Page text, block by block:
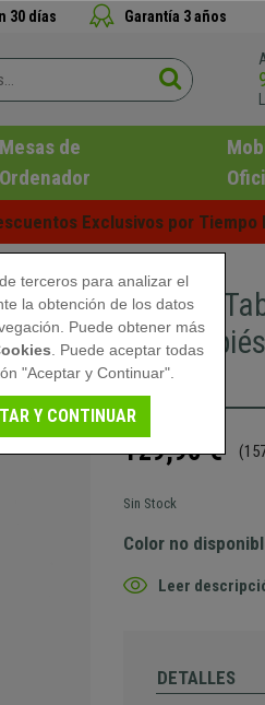
30 días Garantía 3 años
Mesas de
Ordenador
Exclusivos por Tiempo
DEMO#
Negro
129,90 €
Sin Stock
Color no
Leer
DETALLES
terceros para analizar el
la obtención de los datos
Puede obtener más
. Puede aceptar todas
"Aceptar y Continuar".
Y CONTINUAR